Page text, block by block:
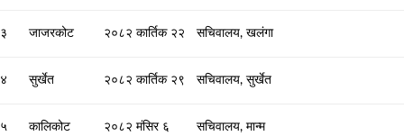
३ जाजरकोट २०८२ कार्तिक २२ सचिवालय, खलंगा
४ सुर्खेत २०८२ कार्तिक २९ सचिवालय, सुर्खेत
५ कालिकोट २०८२ मंसिर ६ सचिवालय, मान्म